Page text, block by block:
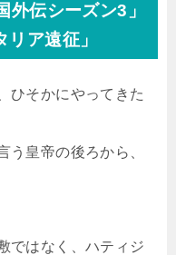
外伝シーズン3」
ア遠征」
ひそかにやってきた
う皇帝の後ろから、
ではなく、ハティジ